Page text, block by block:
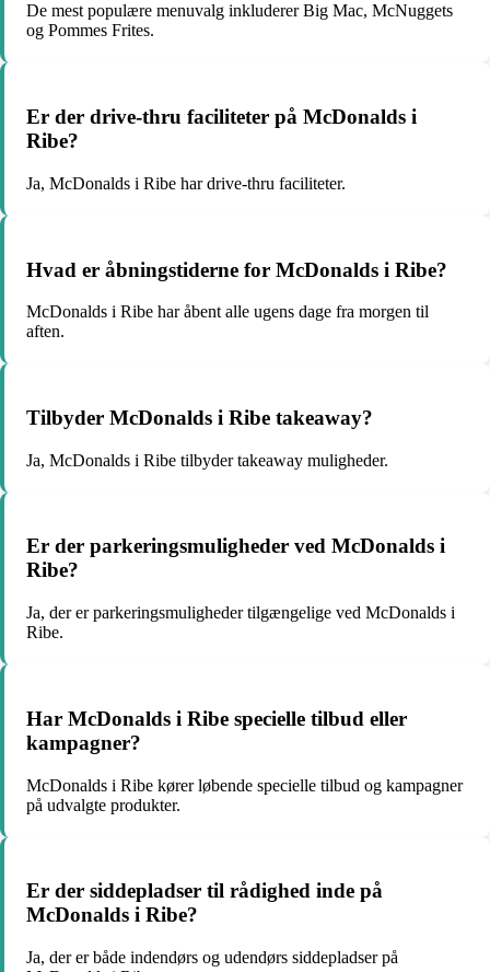
De mest populære menuvalg inkluderer Big Mac, McNuggets
og Pommes Frites.
Er der drive-thru faciliteter på McDonalds i
Ribe?
Ja, McDonalds i Ribe har drive-thru faciliteter.
Hvad er åbningstiderne for McDonalds i Ribe?
McDonalds i Ribe har åbent alle ugens dage fra morgen til
aften.
Tilbyder McDonalds i Ribe takeaway?
Ja, McDonalds i Ribe tilbyder takeaway muligheder.
Er der parkeringsmuligheder ved McDonalds i
Ribe?
Ja, der er parkeringsmuligheder tilgængelige ved McDonalds i
Ribe.
Har McDonalds i Ribe specielle tilbud eller
kampagner?
McDonalds i Ribe kører løbende specielle tilbud og kampagner
på udvalgte produkter.
Er der siddepladser til rådighed inde på
McDonalds i Ribe?
Ja, der er både indendørs og udendørs siddepladser på